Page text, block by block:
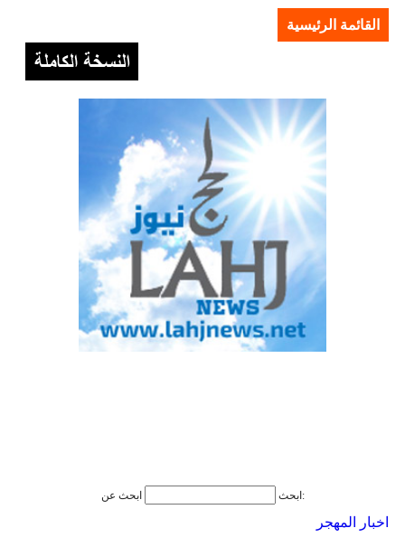
القائمة الرئيسية
ابحث ابحث عن:
اخبار المهجر